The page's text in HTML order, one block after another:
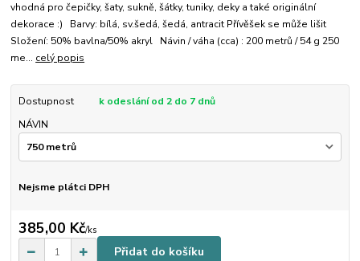
vhodná pro čepičky, šaty, sukně, šátky, tuniky, deky a také originální
dekorace :) Barvy: bílá, sv.šedá, šedá, antracit Přívěšek se může lišit
Složení: 50% bavlna/50% akryl Návin / váha (cca) : 200 metrů / 54 g 250
me... celý popis
Dostupnost
k odeslání od 2 do 7 dnů
NÁVIN
Nejsme plátci DPH
385,00 Kč/ks
Přidat do košíku